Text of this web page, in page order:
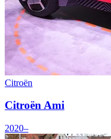
Citroën
Citroën Ami
2020–